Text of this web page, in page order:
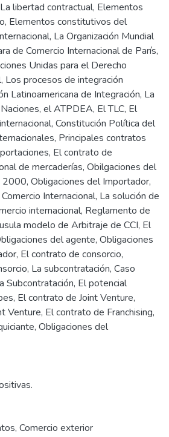
libertad contractual, Elementos
Elementos constitutivos del
La Organización Mundial
de Comercio Internacional de París,
Unidas para el Derecho
Los procesos de integración
Latinoamericana de Integración, La
el ATPDEA, El TLC, El
Constitución Política del
Principales contratos
El contrato de
de mercaderías, Obilgaciones del
Obligaciones del Importador,
Internacional, La solución de
internacional, Reglamento de
modelo de Arbitraje de CCI, El
del agente, Obligaciones
El contrato de consorcio,
La subcontratación, Caso
Subcontratación, El potencial
El contrato de Joint Venture,
Venture, El contrato de Franchising,
Obligaciones del
, Comercio exterior